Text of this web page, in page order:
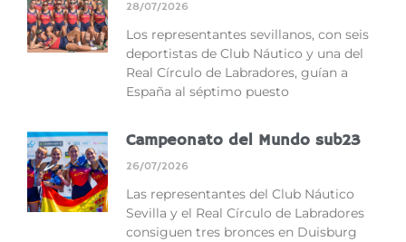
28/07/2026
Los representantes sevillanos, con seis
deportistas de Club Náutico y una del
Real Círculo de Labradores, guían a
España al séptimo puesto
Campeonato del Mundo sub23
26/07/2026
Las representantes del Club Náutico
Sevilla y el Real Círculo de Labradores
consiguen tres bronces en Duisburg